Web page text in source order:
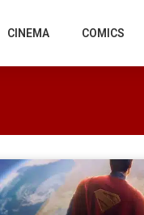
CINEMA COMICS